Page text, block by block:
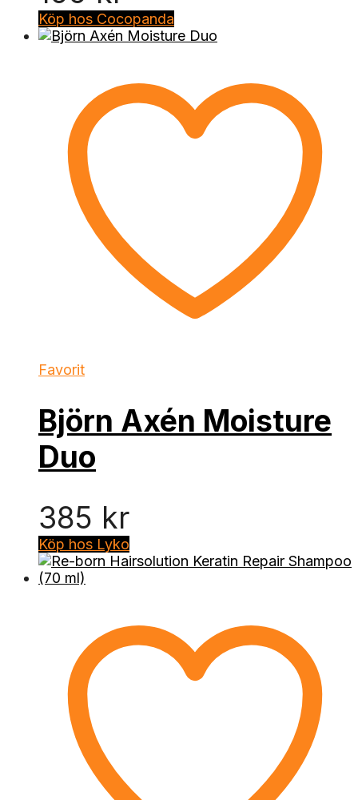
Köp hos Cocopanda
Favorit
Björn Axén Moisture
Duo
385 kr
Köp hos Lyko